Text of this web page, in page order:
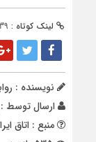
لینک کوتاه :
نویسنده :
ارسال توسط :
منبع : اتاق